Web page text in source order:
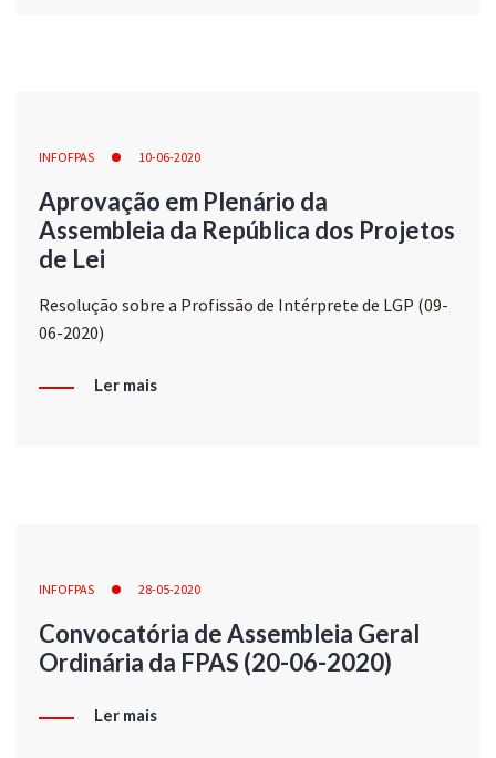
INFOFPAS 10-06-2020
Aprovação em Plenário da
Assembleia da República dos Projetos
de Lei
Resolução sobre a Profissão de Intérprete de LGP (09-
06-2020)
Ler mais
INFOFPAS 28-05-2020
Convocatória de Assembleia Geral
Ordinária da FPAS (20-06-2020)
Ler mais